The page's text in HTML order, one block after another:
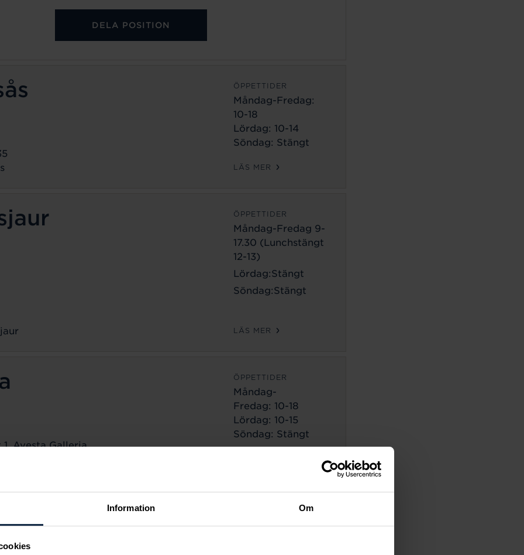
Information Om
DELA POSITION
ÖPPETTIDER
Måndag-Fredag:
10-18
Lördag: 10-14
Söndag: Stängt
LÄS MER
ÖPPETTIDER
Måndag-Fredag 9-
17.30 (Lunchstängt
12-13)
Lördag:Stängt
Söndag:Stängt
LÄS MER
Avesta Galleria
ÖPPETTIDER
Måndag-
Fredag: 10-18
Lördag: 10-15
Söndag: Stängt